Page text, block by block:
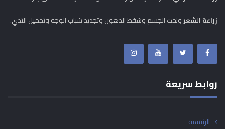
زراعة الشعر ونحت الجسم وشفط الدهون وتجديد شباب الوجه وتجميل الثدي.
روابط سريعة
الرئيسية